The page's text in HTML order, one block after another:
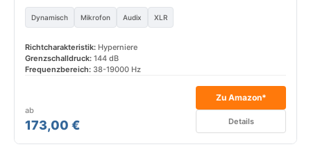
Dynamisch Mikrofon Audix XLR
Richtcharakteristik: Hyperniere
Grenzschalldruck: 144 dB
Frequenzbereich: 38-19000 Hz
ab
173,00 €
Zu Amazon*
Details